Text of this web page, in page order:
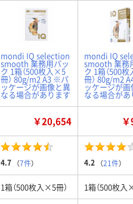
mondi IQ selection
smooth 業務用パッ
ク 1箱（500枚入×5
冊） 80g/m2 A3 ※パ
ッケージが画像と異
なる場合があります
mondi IQ
smooth 業務
ク 1箱（500
冊） 80g/m2
ッケージが
なる場合が
￥20,654
4.7 （7件） 4.2 （21件）
1箱（500枚入×5冊） 1箱（500枚入